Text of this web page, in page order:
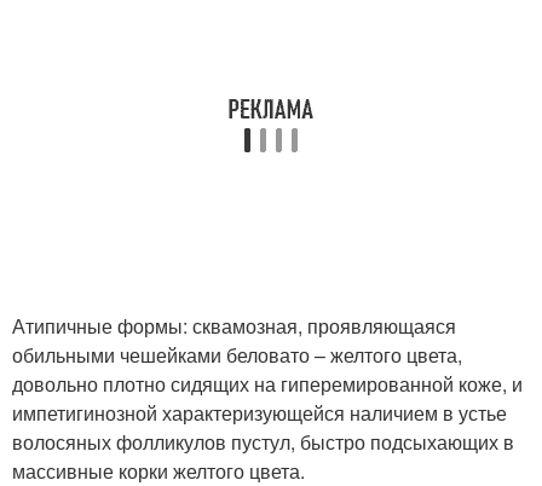
Атипичные формы: сквамозная, проявляющаяся
обильными чешейками беловато – желтого цвета,
довольно плотно сидящих на гиперемированной коже, и
импетигинозной характеризующейся наличием в устье
волосяных фолликулов пустул, быстро подсыхающих в
массивные корки желтого цвета.